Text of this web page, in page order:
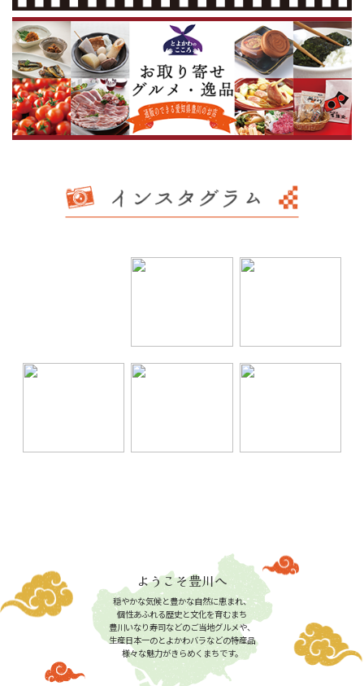
ようこそ豊川へ
穏やかな気候と豊かな自然に恵まれ、
個性あふれる歴史と文化を育むまち
豊川いなり寿司などのご当地グルメや、
生産日本一のとよかわバラなどの特産品
様々な魅力がきらめくまちです。